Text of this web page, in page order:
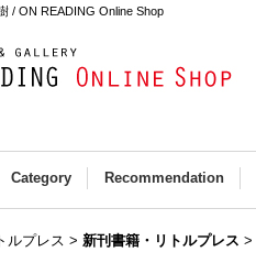
/ ON READING Online Shop
Category Recommendation
ルプレス > 新刊書籍・リトルプレス >